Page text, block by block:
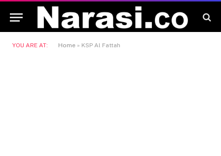
YOU ARE AT: Home » KSP Al Fattah